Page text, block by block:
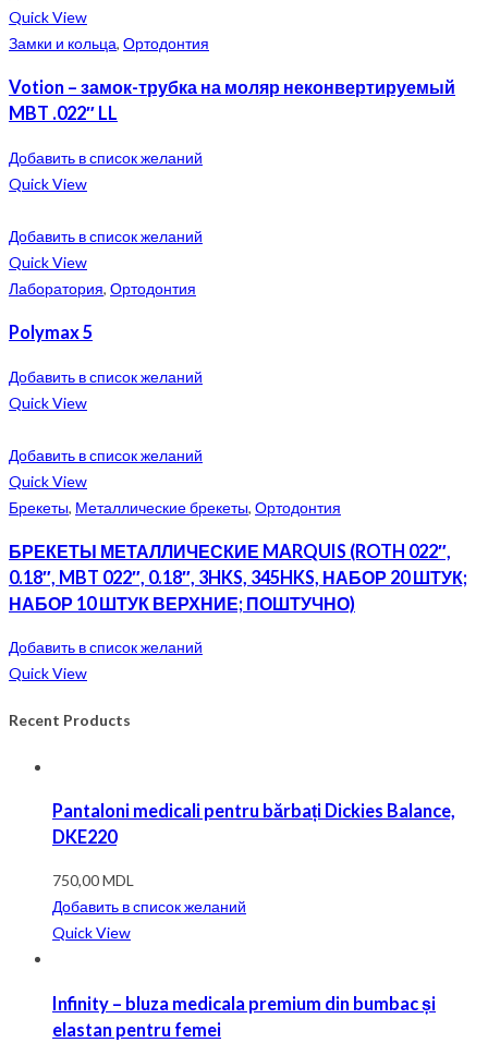
Quick View
Замки и кольца, Ортодонтия
Votion – замок-трубка на моляр неконвертируемый
MBT .022″ LL
Добавить в список желаний
Quick View
Добавить в список желаний
Quick View
Лаборатория, Ортодонтия
Polymax 5
Добавить в список желаний
Quick View
Добавить в список желаний
Quick View
Брекеты, Металлические брекеты, Ортодонтия
БРЕКЕТЫ МЕТАЛЛИЧЕСКИЕ MARQUIS (ROTH 022″,
0.18″, MBT 022″, 0.18″, 3HKS, 345HKS, НАБОР 20 ШТУК;
НАБОР 10 ШТУК ВЕРХНИЕ; ПОШТУЧНО)
Добавить в список желаний
Quick View
Recent Products
Pantaloni medicali pentru bărbați Dickies Balance,
DKE220
750,00MDL
Добавить в список желаний
Quick View
Infinity – bluza medicala premium din bumbac și
elastan pentru femei